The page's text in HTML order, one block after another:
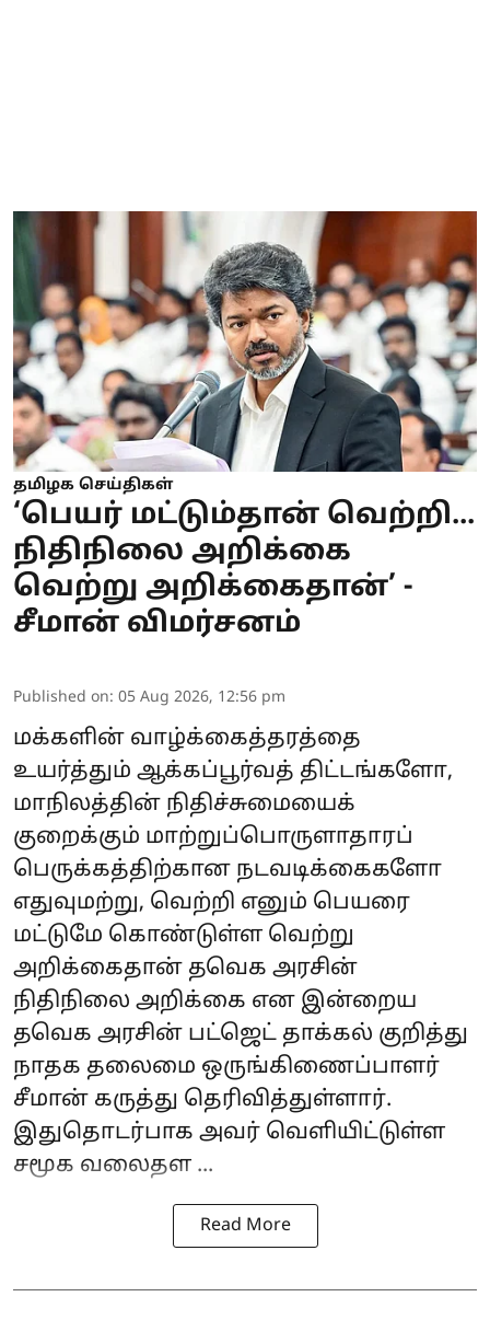
தமிழக செய்திகள்
‘பெயர் மட்டும்தான் வெற்றி...
நிதிநிலை அறிக்கை
வெற்று அறிக்கைதான்’ -
சீமான் விமர்சனம்
Published on: 05 Aug 2026, 12:56 pm
மக்களின் வாழ்க்கைத்தரத்தை
உயர்த்தும் ஆக்கப்பூர்வத் திட்டங்களோ,
மாநிலத்தின் நிதிச்சுமையைக்
குறைக்கும் மாற்றுப்பொருளாதாரப்
பெருக்கத்திற்கான நடவடிக்கைகளோ
எதுவுமற்று, வெற்றி எனும் பெயரை
மட்டுமே கொண்டுள்ள வெற்று
அறிக்கைதான் தவெக அரசின்
நிதிநிலை அறிக்கை என இன்றைய
தவெக அரசின் பட்ஜெட் தாக்கல் குறித்து
நாதக தலைமை ஒருங்கிணைப்பாளர்
சீமான் கருத்து தெரிவித்துள்ளார்.
இதுதொடர்பாக அவர் வெளியிட்டுள்ள
சமூக வலைதள ...
Read More